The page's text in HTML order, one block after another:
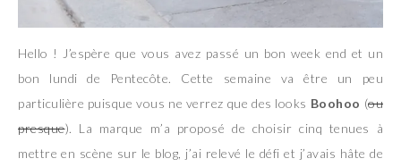
Hello ! J’espère que vous avez passé un bon week end et un
bon lundi de Pentecôte. Cette semaine va être un peu
particulière puisque vous ne verrez que des looks Boohoo (ou
presque). La marque m’a proposé de choisir cinq tenues à
mettre en scène sur le blog, j’ai relevé le défi et j’avais hâte de